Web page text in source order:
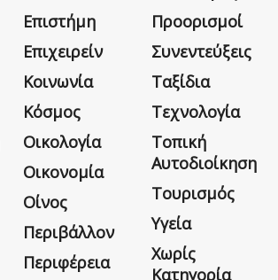
Επιστήμη
Επιχειρείν
Κοινωνία
Κόσμος
Οικολογία
Οικονομία
Οίνος
Περιβάλλον
Περιφέρεια
Προορισμοί
Συνεντεύξεις
Ταξίδια
Τεχνολογία
Τοπική
Αυτοδιοίκηση
Τουρισμός
Υγεία
Χωρίς
Κατηγορία